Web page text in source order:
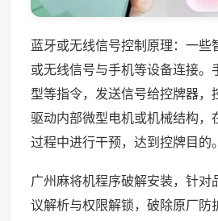
蓝牙或无线信号控制原理：一些
或无线信号与手机等设备连接。
型等指令，发送信号给控牌器，
驱动内部微型电机或机械结构，
过程中进行干预，达到控牌目的。
广州麻将机程序破解安装，针对
议解析与权限解锁，破除原厂防